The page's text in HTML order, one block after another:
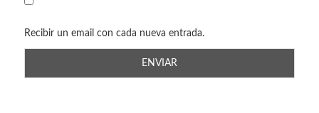
Recibir un email con cada nueva entrada.